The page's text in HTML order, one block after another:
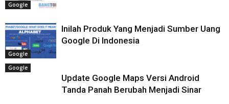
Google
Google
Inilah Produk Yang Menjadi Sumber Uang
Google Di Indonesia
Google
Update Google Maps Versi Android
Tanda Panah Berubah Menjadi Sinar